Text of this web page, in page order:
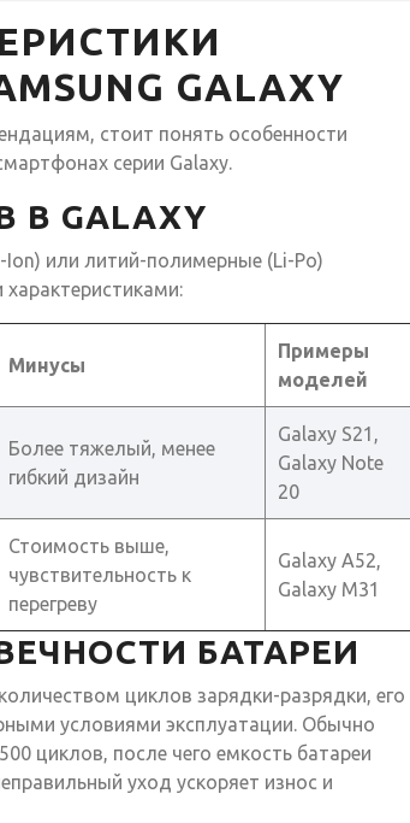
GALAXY
стоит понять особенности
серии Galaxy.
GALAXY
или литий-полимерные (Li-Po)
Минусы
Примеры
моделей
Более тяжелый, менее
гибкий дизайн
Galaxy S21,
Galaxy Note
20
Стоимость выше,
чувствительность к
перегреву
Galaxy A52,
Galaxy M31
БАТАРЕИ
циклов зарядки-разрядки, его
условиями эксплуатации. Обычно
циклов, после чего емкость батареи
уход ускоряет износ и